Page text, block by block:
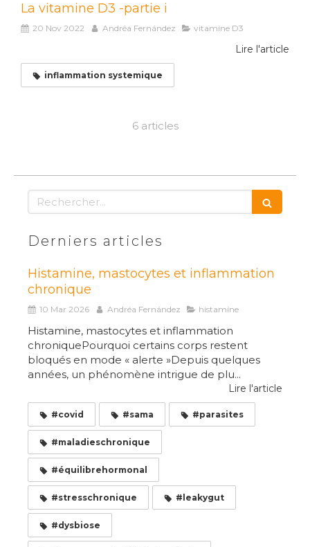
La vitamine D3 -partie i
20 Nov 2022 Andréa Fernández vitamine D3
Lire l'article
inflammation systemique
6 articles
Rechercher
Derniers articles
Histamine, mastocytes et inflammation
chronique
10 Mar 2026 Andréa Fernández histamine
Histamine, mastocytes et inflammation
chroniquePourquoi certains corps restent
bloqués en mode « alerte »Depuis quelques
années, un phénomène intrigue de plu...
Lire l'article
#covid #sama #parasites
#maladieschronique
#équilibrehormonal
#stresschronique #leakygut
#dysbiose